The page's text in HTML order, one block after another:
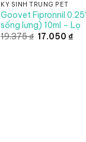
KÝ SINH TRÙNG PET
Goovet Fipronnil
sống lưng) 10ml – Lọ
19.375₫ Giá
17.050 ₫Giá